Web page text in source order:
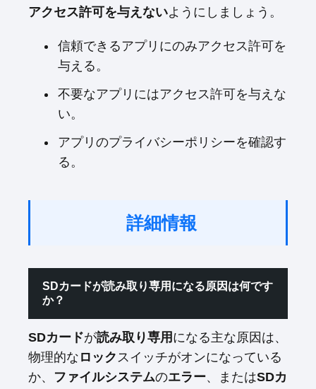
アクセス許可を与えないようにしましょう。
信頼できるアプリにのみアクセス許可を
与える。
不要なアプリにはアクセス許可を与えな
い。
アプリのプライバシーポリシーを確認す
る。
詳細情報
SDカードが読み取り専用になる原因は何です
か？
SDカードが読み取り専用 になる主な原因は、
物理的な ロックスイッチがオンになっている
か、 ファイルシステムのエラー、またはSDカ